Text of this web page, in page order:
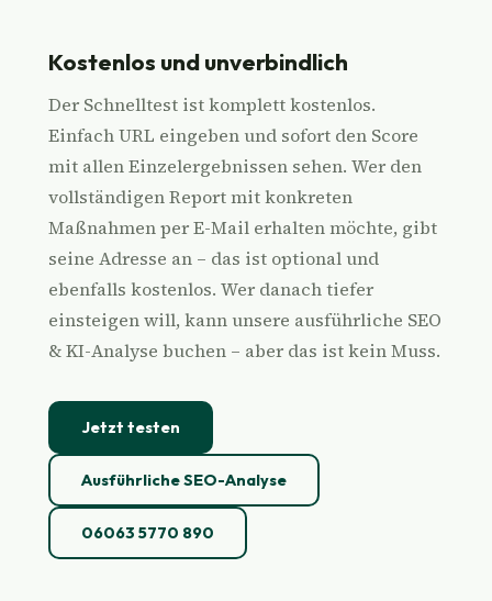
Kostenlos und unverbindlich
Der Schnelltest ist komplett kostenlos.
Einfach URL eingeben und sofort den Score
mit allen Einzelergebnissen sehen. Wer den
vollständigen Report mit konkreten
Maßnahmen per E-Mail erhalten möchte, gibt
seine Adresse an – das ist optional und
ebenfalls kostenlos. Wer danach tiefer
einsteigen will, kann unsere ausführliche SEO
& KI-Analyse buchen – aber das ist kein Muss.
Jetzt testen
Ausführliche SEO-Analyse
06063 5770 890